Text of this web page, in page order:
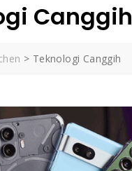
Canggih
> Teknologi Canggih